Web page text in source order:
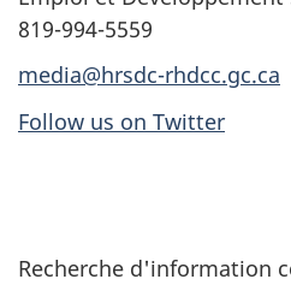
819-994-5559
media@hrsdc-rhdcc.gc.ca
Follow us on Twitter
Recherche d'information